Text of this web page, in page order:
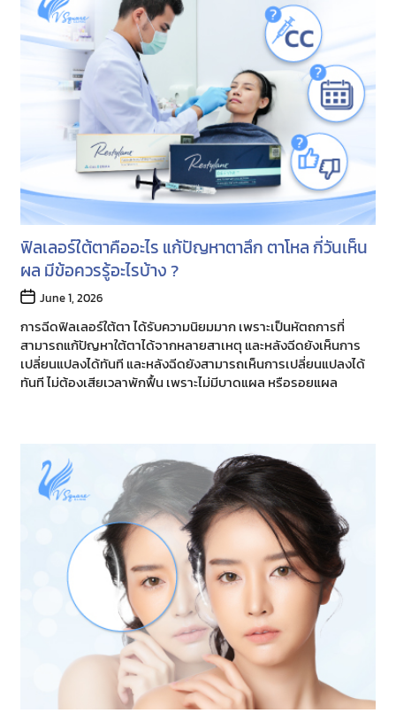
ฟิลเลอร์ใต้ตาคืออะไร แก้ปัญหาตาลึก ตาโหล กี่วันเห็น
ผล มีข้อควรรู้อะไรบ้าง ?
Post
date
June 1, 2026
การฉีดฟิลเลอร์ใต้ตา ได้รับความนิยมมาก เพราะเป็นหัตถการที่
สามารถแก้ปัญหาใต้ตาได้จากหลายสาเหตุ และหลังฉีดยังเห็นการ
เปลี่ยนแปลงได้ทันที และหลังฉีดยังสามารถเห็นการเปลี่ยนแปลงได้
ทันที ไม่ต้องเสียเวลาพักฟื้น เพราะไม่มีบาดแผล หรือรอยแผล